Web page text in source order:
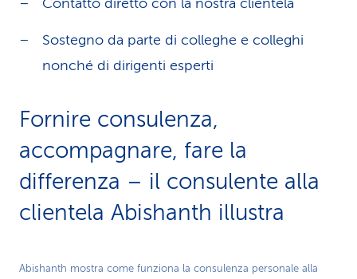
Contatto diretto con la nostra clientela
Sostegno da parte di colleghe e colleghi
nonché di dirigenti esperti
Fornire consulenza,
accompagnare, fare la
differenza – il consulente alla
clientela Abishanth illustra
Play
Abishanth mostra come funziona la consulenza personale alla